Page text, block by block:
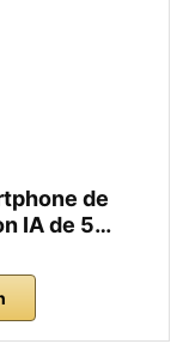
de
IA de 5…